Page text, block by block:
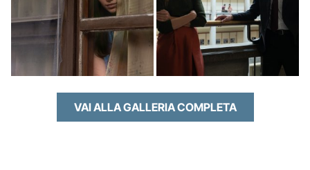
VAI ALLA GALLERIA COMPLETA